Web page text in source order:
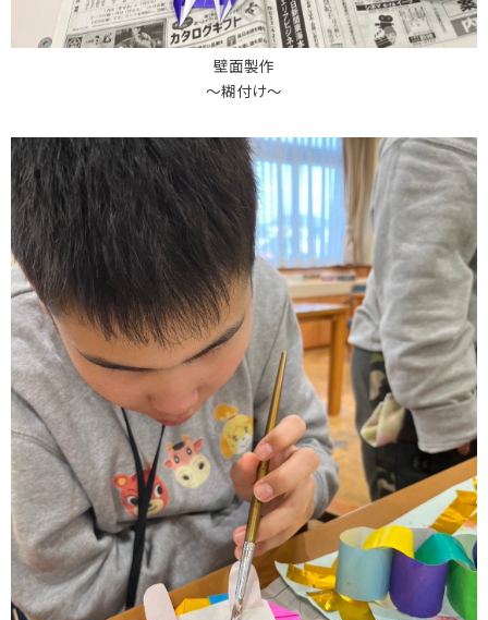
壁面製作
～糊付け～